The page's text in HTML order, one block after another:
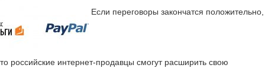
Если переговоры закончатся положительно,
то российские интернет-продавцы смогут расширить свою